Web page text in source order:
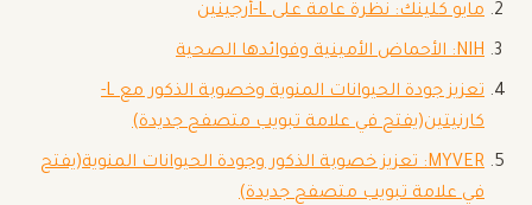
مايو كلينك: نظرة عامة على L-أرجينين
NIH: الأحماض الأمينية وفوائدها الصحية
تعزيز جودة الحيوانات المنوية وخصوبة الذكور مع L-
كارنيتين(يفتح في علامة تبويب متصفح جديدة)
MYVER: تعزيز خصوبة الذكور وجودة الحيوانات المنوية
(يفتح
في علامة تبويب متصفح جديدة)